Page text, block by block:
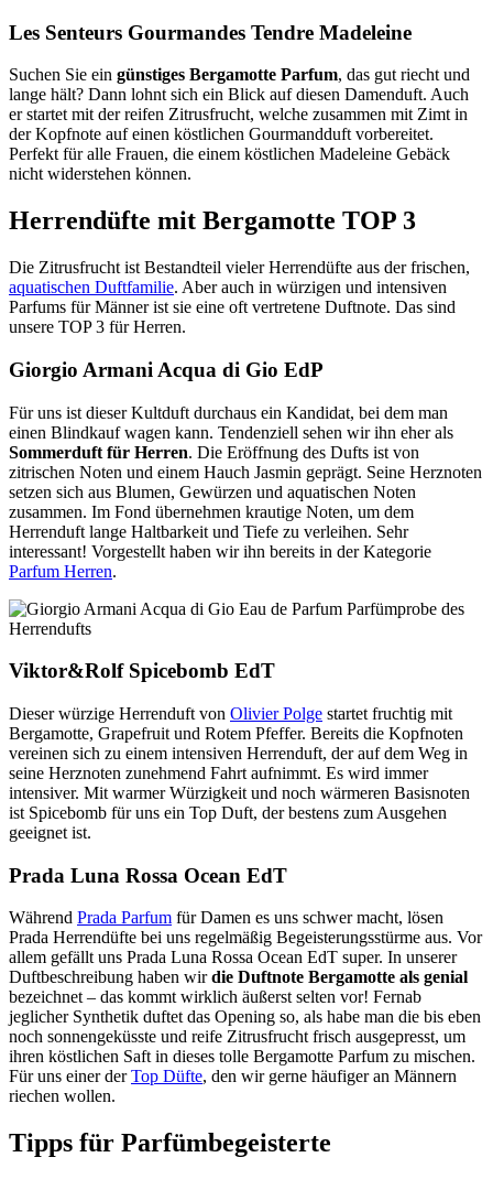
Les Senteurs Gourmandes Tendre Madeleine
Suchen Sie ein günstiges Bergamotte Parfum, das gut riecht und
lange hält? Dann lohnt sich ein Blick auf diesen Damenduft. Auch
er startet mit der reifen Zitrusfrucht, welche zusammen mit Zimt in
der Kopfnote auf einen köstlichen Gourmandduft vorbereitet.
Perfekt für alle Frauen, die einem köstlichen Madeleine Gebäck
nicht widerstehen können.
Herrendüfte mit Bergamotte TOP 3
Die Zitrusfrucht ist Bestandteil vieler Herrendüfte aus der frischen,
aquatischen Duftfamilie. Aber auch in würzigen und intensiven
Parfums für Männer ist sie eine oft vertretene Duftnote. Das sind
unsere TOP 3 für Herren.
Giorgio Armani Acqua di Gio EdP
Für uns ist dieser Kultduft durchaus ein Kandidat, bei dem man
einen Blindkauf wagen kann. Tendenziell sehen wir ihn eher als
Sommerduft für Herren. Die Eröffnung des Dufts ist von
zitrischen Noten und einem Hauch Jasmin geprägt. Seine Herznoten
setzen sich aus Blumen, Gewürzen und aquatischen Noten
zusammen. Im Fond übernehmen krautige Noten, um dem
Herrenduft lange Haltbarkeit und Tiefe zu verleihen. Sehr
interessant! Vorgestellt haben wir ihn bereits in der Kategorie
Parfum Herren.
Viktor&Rolf Spicebomb EdT
Dieser würzige Herrenduft von Olivier Polge startet fruchtig mit
Bergamotte, Grapefruit und Rotem Pfeffer. Bereits die Kopfnoten
vereinen sich zu einem intensiven Herrenduft, der auf dem Weg in
seine Herznoten zunehmend Fahrt aufnimmt. Es wird immer
intensiver. Mit warmer Würzigkeit und noch wärmeren Basisnoten
ist Spicebomb für uns ein Top Duft, der bestens zum Ausgehen
geeignet ist.
Prada Luna Rossa Ocean EdT
Während Prada Parfum für Damen es uns schwer macht, lösen
Prada Herrendüfte bei uns regelmäßig Begeisterungsstürme aus. Vor
allem gefällt uns Prada Luna Rossa Ocean EdT super. In unserer
Duftbeschreibung haben wirdie Duftnote Bergamotte als genial
bezeichnet – das kommt wirklich äußerst selten vor! Fernab
jeglicher Synthetik duftet das Opening so, als habe man die bis eben
noch sonnengeküsste und reife Zitrusfrucht frisch ausgepresst, um
ihren köstlichen Saft in dieses tolle Bergamotte Parfum zu mischen.
Für uns einer derTop Düfte, den wir gerne häufiger an Männern
riechen wollen.
Tipps für Parfümbegeisterte